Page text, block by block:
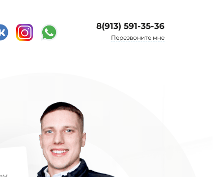
8(913) 591-35-36
Перезвоните мне